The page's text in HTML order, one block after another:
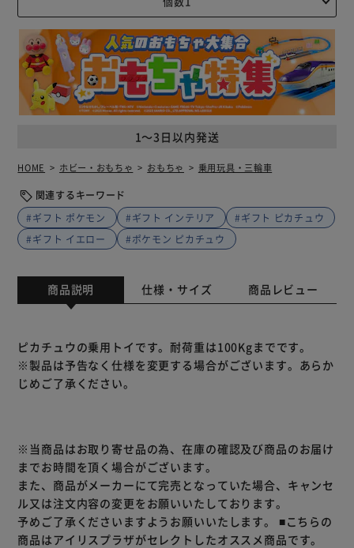
1～3日以内発送
HOME ホビー・おもちゃ おもちゃ 乗用玩具・三輪車
関連するキーワード
#ギフト ポケモン
#ギフト インテリア
#ギフト ピカチュウ
#ギフト イエロー
#ポケモン ピカチュウ
商品説明 仕様・サイズ 商品レビュー
ピカチュウの乗用トイです。耐荷重は100Kgまでです。
※製品は予告なく仕様を変更する場合がございます。あらか
じめご了承ください。
※当商品はお取り寄せ品の為、在庫の確認及び商品のお届け
までお時間を頂く場合がございます。
また、商品がメーカーにて完売となっていた場合、キャンセ
ル又は注文内容の変更をお願いいたしております。
予めご了承くださいますようお願いいたします。 ■こちらの
商品はアイリスプラザがセレクトしたオススメ商品です。